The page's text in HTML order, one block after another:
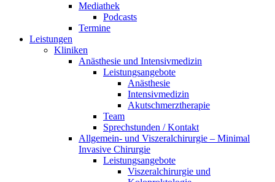
Mediathek
Podcasts
Termine
Leistungen
Kliniken
Anästhesie und Intensivmedizin
Leistungsangebote
Anästhesie
Intensivmedizin
Akutschmerztherapie
Team
Sprechstunden / Kontakt
Allgemein- und Viszeralchirurgie – Minimal
Invasive Chirurgie
Leistungsangebote
Viszeralchirurgie und